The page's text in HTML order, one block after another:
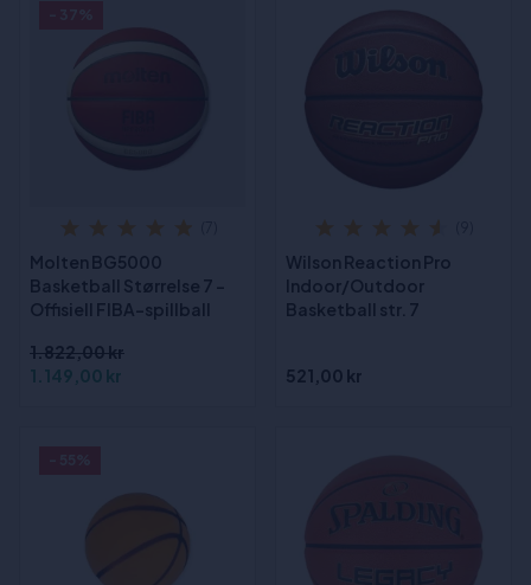
Molten BG5000
Basketball Størrelse 7 -
Offisiell FIBA-spillball
1.822,00 kr
1.149,00 kr
Wilson Reaction Pro
Indoor/Outdoor
Basketball str. 7
521,00 kr